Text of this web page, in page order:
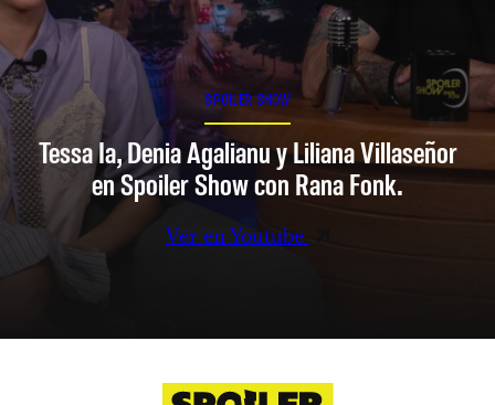
SPOILER SHOW
Tessa Ia, Denia Agalianu y Liliana Villaseñor
en Spoiler Show con Rana Fonk.
Ver en Youtube